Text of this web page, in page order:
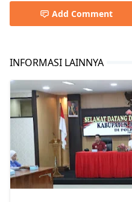
Add Comment
INFORMASI LAINNYA